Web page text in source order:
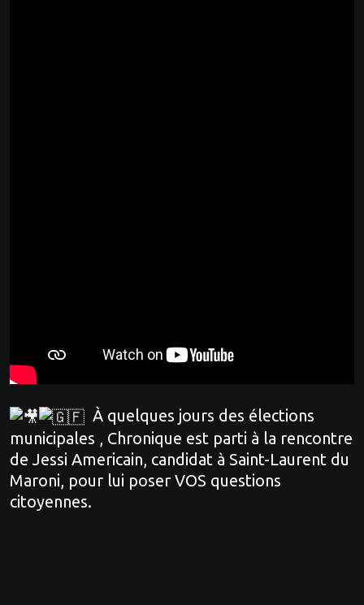
À quelques jours des élections
municipales , Chronique est parti à la rencontre
de Jessi Americain, candidat à Saint-Laurent du
Maroni, pour lui poser VOS questions
citoyennes.